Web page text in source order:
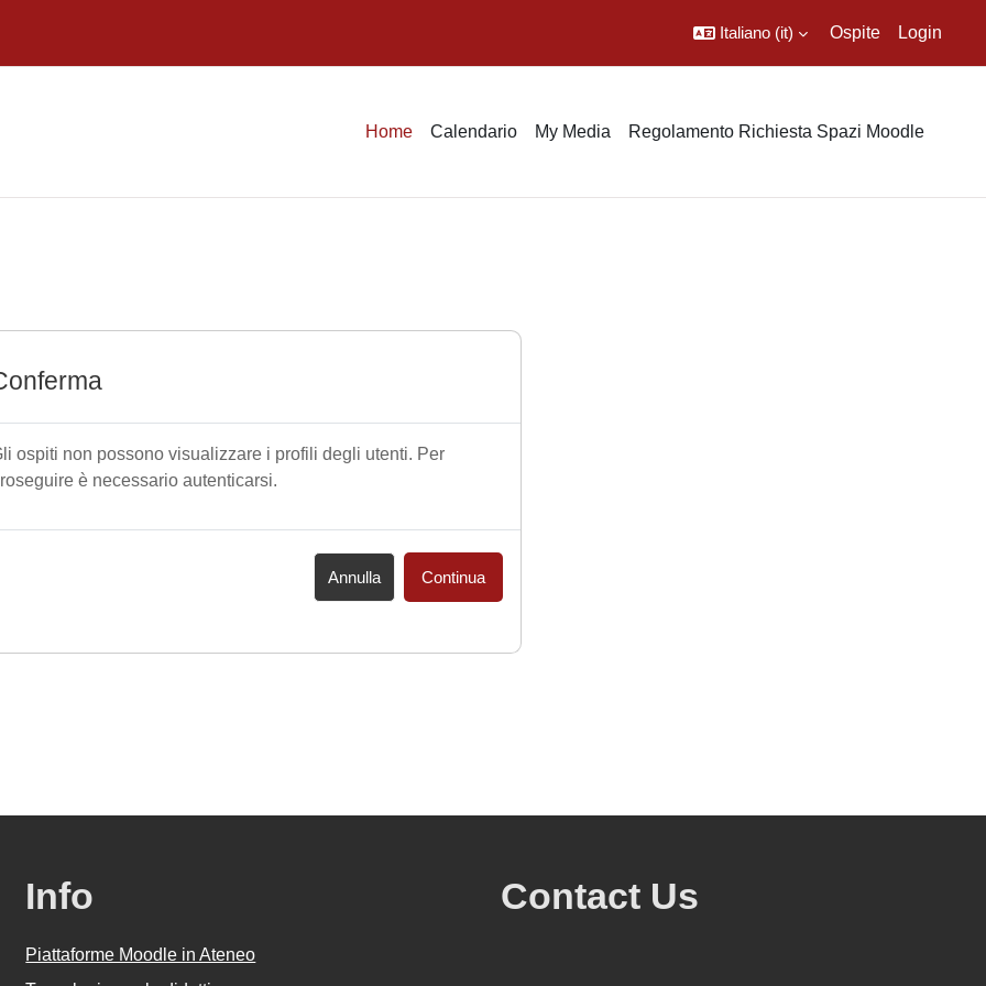
Italiano ‎(it)‎ Ospite Login
Home Calendario My Media Regolamento Richiesta Spazi Moodle
ospiti non possono visualizzare i profili degli utenti. Per
è necessario autenticarsi.
Annulla Continua
Info
Piattaforme Moodle in Ateneo
Contact Us